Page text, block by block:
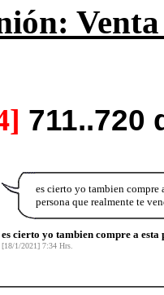
711..720
es cierto yo tambien compre
persona que realmente te
es cierto yo tambien compre a esta
[18/1/2021] 7:34 Hrs.